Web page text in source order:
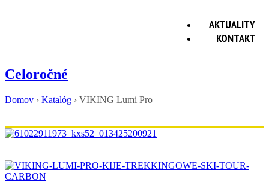
AKTUALITY
KONTAKT
Celoročné
Domov › Katalóg › VIKING Lumi Pro